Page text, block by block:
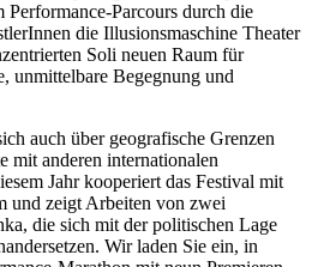
Performance-Parcours durch die
die Illusionsmaschine Theater
Soli neuen Raum für
unmittelbare Begegnung und
auch über geografische Grenzen
mit anderen internationalen
Jahr kooperiert das Festival mit
und zeigt Arbeiten von zwei
die sich mit der politischen Lage
Wir laden Sie ein, in